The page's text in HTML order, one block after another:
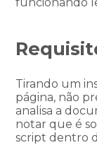
Tirando um
página, não
analisa a
notar que é
script dentro